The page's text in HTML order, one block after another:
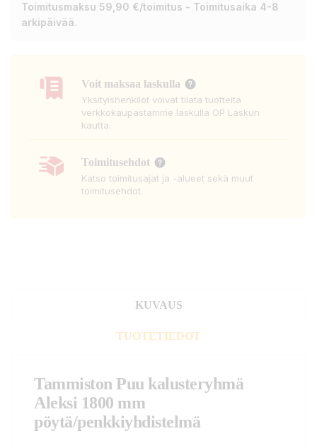
Toimitusmaksu 59,90 €/toimitus - Toimitusaika 4-8
arkipäivää.
Voit maksaa laskulla
Yksityishenkilöt voivat tilata tuotteita
verkkokaupastamme laskulla OP Laskun
kautta.
Toimitusehdot
Katso toimitusajat ja -alueet sekä muut
toimitusehdot.
KUVAUS
TUOTETIEDOT
Tammiston Puu kalusteryhmä
Aleksi 1800 mm
pöytä/penkkiyhdistelmä